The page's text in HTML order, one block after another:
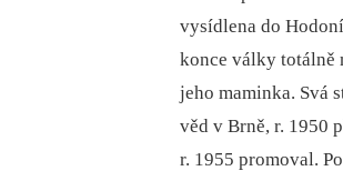
vysídlena do
konce války totálně
jeho maminka. Svá
věd v Brně, r. 1950
r. 1955 promoval.